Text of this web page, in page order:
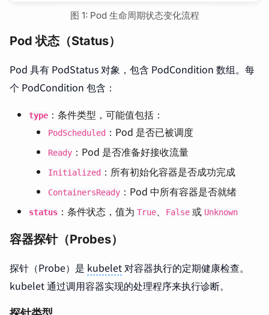
图 1: Pod 生命周期状态变化流程
Pod 状态（Status）
Pod 具有 PodStatus 对象，包含 PodCondition 数组。每
个 PodCondition 包含：
type ：条件类型，可能值包括：
PodScheduled ：Pod 是否已被调度
Ready ：Pod 是否准备好接收流量
Initialized ：所有初始化容器是否成功完成
ContainersReady ：Pod 中所有容器是否就绪
status ：条件状态，值为 True、 False 或 Unknown
容器探针（Probes）
探针（Probe）是 kubelet对容器执行的定期健康检查。
kubelet 通过调用容器实现的处理程序来执行诊断。